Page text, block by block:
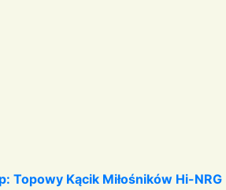
Topowy Kącik Miłośników Hi-NRG